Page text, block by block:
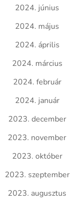
2024. június
2024. május
2024. április
2024. március
2024. február
2024. január
2023. december
2023. november
2023. október
2023. szeptember
2023. augusztus